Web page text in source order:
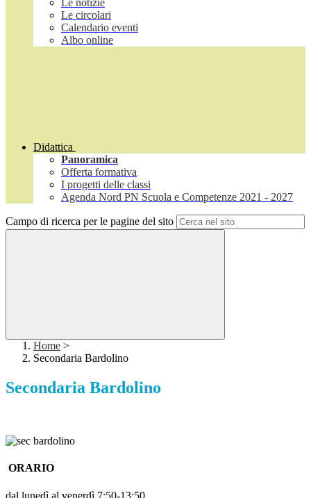
Le notizie
Le circolari
Calendario eventi
Albo online
Didattica
Panoramica
Offerta formativa
I progetti delle classi
Agenda Nord PN Scuola e Competenze 2021 - 2027
Campo di ricerca per le pagine del sito
Home >
Secondaria Bardolino
Secondaria Bardolino
ORARIO
dal lunedì al venerdì 7:50-13:50